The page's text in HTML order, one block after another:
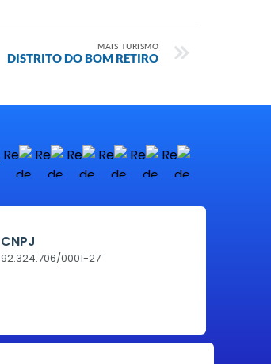
MAIS TURISMO
DISTRITO DO BOM RETIRO
CNPJ
92.324.706/0001-27